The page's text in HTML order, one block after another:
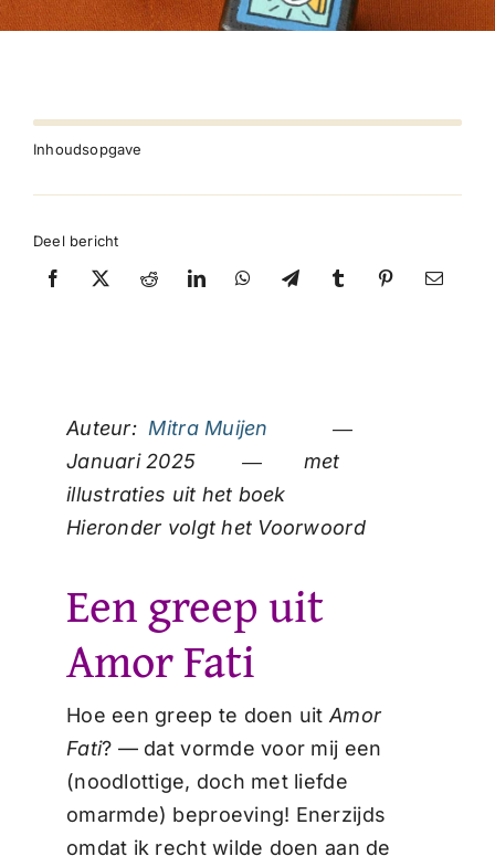
Inhoudsopgave
Deel bericht
Auteur: Mitra Muijen ―
Januari 2025 ― met
illustraties uit het boek
Hieronder volgt het Voorwoord
Een greep uit
Amor Fati
Hoe een greep te doen uitAmor
Fati? — dat vormde voor mij een
(noodlottige, doch met liefde
omarmde) beproeving! Enerzijds
omdat ik recht wilde doen aan de